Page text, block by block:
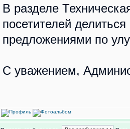
В разделе
посетителей
предложениями по
С уважением,